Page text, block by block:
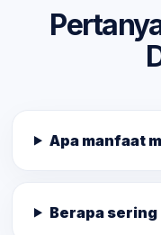
Apa manfaat
Berapa